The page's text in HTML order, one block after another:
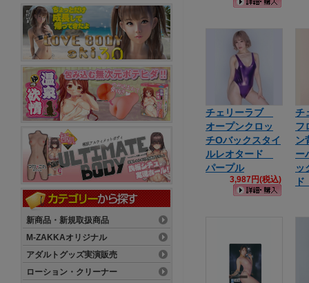
チェリーラブ
オープンクロッ
チOバックスタイ
ルレオタード
パープル
3,987円(税込)
チ
フ
ン
ー
ッ
新商品・新規取扱商品
M-ZAKKAオリジナル
アダルトグッズ実演販売
ローション・クリーナー